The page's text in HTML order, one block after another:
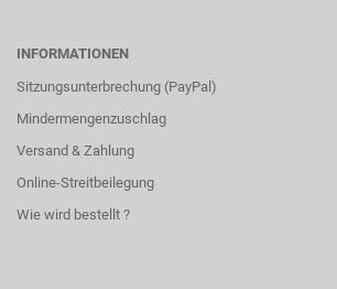
INFORMATIONEN
Sitzungsunterbrechung (PayPal)
Mindermengenzuschlag
Versand & Zahlung
Online-Streitbeilegung
Wie wird bestellt ?